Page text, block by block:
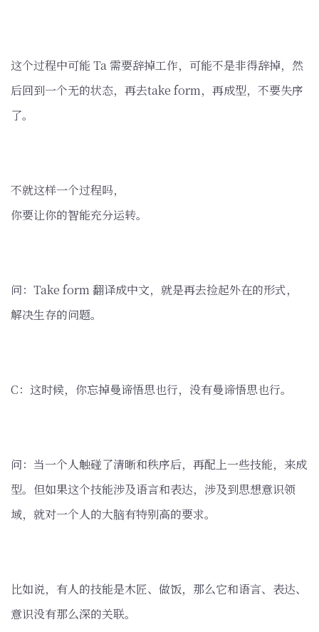
这个过程中可能 Ta 需要辞掉工作，可能不是非得辞掉，然
后回到一个无的状态，再去take form，再成型，不要失序
了。
不就这样一个过程吗，
你要让你的智能充分运转。
问：Take form 翻译成中文，就是再去捡起外在的形式，
解决生存的问题。
C：这时候，你忘掉曼谛悟思也行，没有曼谛悟思也行。
问：当一个人触碰了清晰和秩序后，再配上一些技能，来成
型。但如果这个技能涉及语言和表达，涉及到思想意识领
域，就对一个人的大脑有特别高的要求。
比如说，有人的技能是木匠、做饭，那么它和语言、表达、
意识没有那么深的关联。